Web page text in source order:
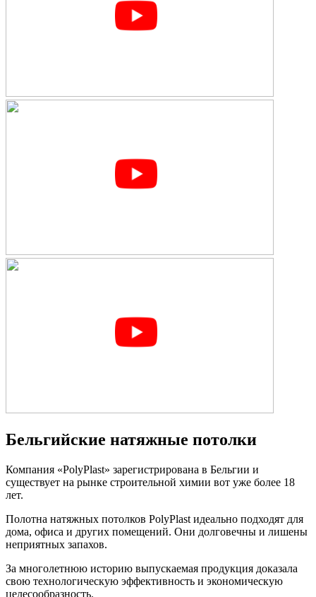
Бельгийские натяжные потолки
Компания «PolyPlast» зарегистрирована в Бельгии и
существует на рынке строительной химии вот уже более 18
лет.
Полотна натяжных потолков PolyPlast идеально подходят для
дома, офиса и других помещений. Они долговечны и лишены
неприятных запахов.
За многолетнюю историю выпускаемая продукция доказала
свою технологическую эффективность и экономическую
целесообразность.